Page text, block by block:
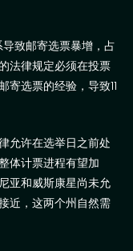
致邮寄选票暴增，占
法律规定必须在投票
寄选票的经验，导致11
允许在选举日之前处
体计票进程有望加
亚和威斯康星尚未允
近，这两个州自然需